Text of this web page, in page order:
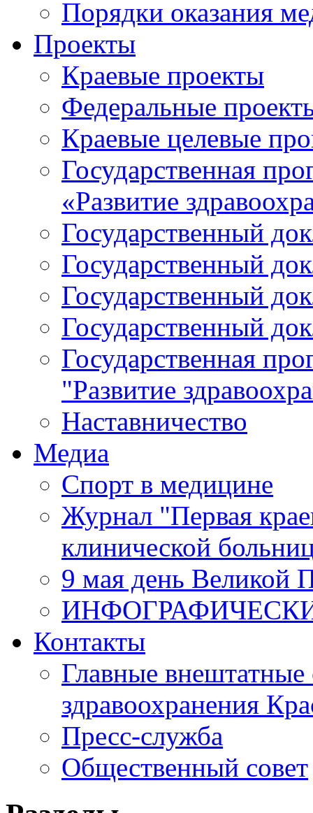
Порядки оказания
Проекты
Краевые проекты
Федеральные
Краевые целевые
Государственная
«Развитие
Государственный
Государственный
Государственный
Государственный
Государственная
"Развитие
Наставничество
Медиа
Спорт в медицине
Журнал "Первая
клинической
9 мая день Великой
Контакты
Главные внештатные
здравоохранения
Пресс-служба
Общественный совет